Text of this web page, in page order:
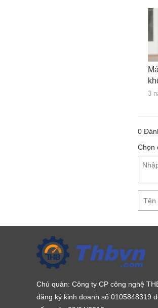
3
0
Chọn
Chủ quản: Công ty CP công nghệ
đăng ký kinh doanh số 0105848319